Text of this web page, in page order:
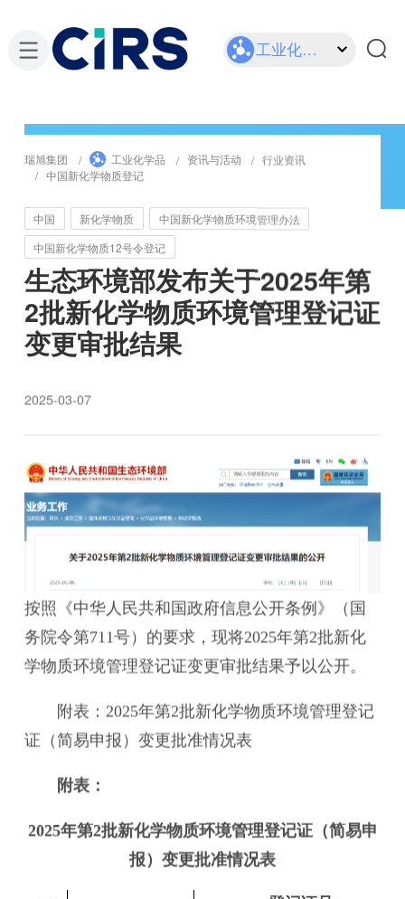
工业化学品
瑞旭集团 工业化学品 资讯与活动
行业资讯
中国新化学物质登记
中国 新化学物质
中国新化学物质环境管理办法
中国新化学物质12号令登记
生态环境部发布关于2025年第
2批新化学物质环境管理登记证
变更审批结果
2025-03-07
按照《中华人民共和国政府信息公开条例》（国
务院令第711号）的要求，现将2025年第2批新化
学物质环境管理登记证变更审批结果予以公开。
附表：2025年第2批新化学物质环境管理登记
证（简易申报）变更批准情况表
附表：
2025年第2批新化学物质环境管理登记证（简易申
报）变更批准情况表